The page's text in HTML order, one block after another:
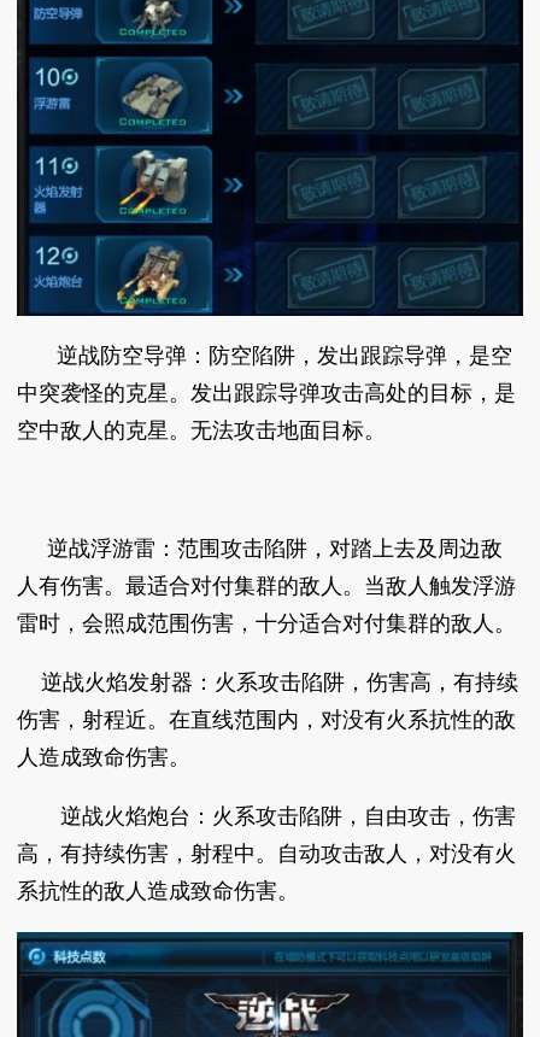
逆战防空导弹：防空陷阱，发出跟踪导弹，是空
中突袭怪的克星。发出跟踪导弹攻击高处的目标，是
空中敌人的克星。无法攻击地面目标。
逆战浮游雷：范围攻击陷阱，对踏上去及周边敌
人有伤害。最适合对付集群的敌人。当敌人触发浮游
雷时，会照成范围伤害，十分适合对付集群的敌人。
逆战火焰发射器：火系攻击陷阱，伤害高，有持续
伤害，射程近。在直线范围内，对没有火系抗性的敌
人造成致命伤害。
逆战火焰炮台：火系攻击陷阱，自由攻击，伤害
高，有持续伤害，射程中。自动攻击敌人，对没有火
系抗性的敌人造成致命伤害。